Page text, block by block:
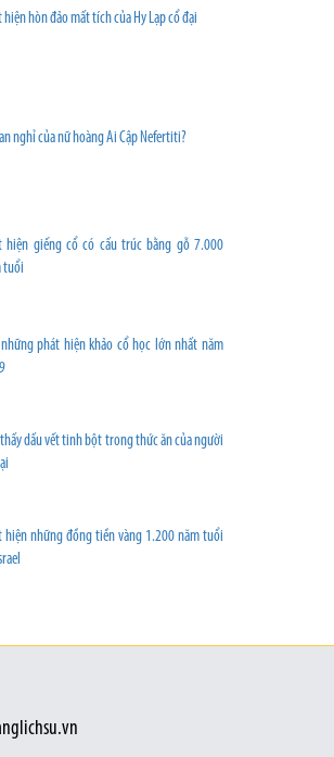
hiện hòn đảo mất tích của Hy Lạp cổ đại
nghỉ của nữ hoàng Ai Cập Nefertiti?
hiện giếng cổ có cấu trúc bằng gỗ 7.000
tuổi
những phát hiện khảo cổ học lớn nhất năm
thấy dấu vết tinh bột trong thức ăn của người
hiện những đồng tiền vàng 1.200 năm tuổi